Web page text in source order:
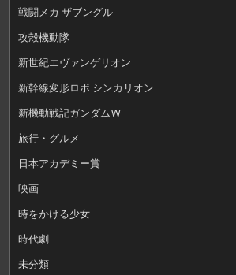
戦闘メカ ザブングル
攻殻機動隊
新世紀エヴァンゲリオン
新幹線変形ロボ シンカリオン
新機動戦記ガンダムW
旅行・グルメ
日本アカデミー賞
映画
時をかける少女
時代劇
未分類